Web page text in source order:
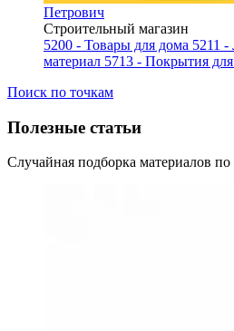
Петрович
Строительный магазин
5200 - Товары для дома 5211 -
материал 5713 - Покрытия
Поиск по точкам
Полезные статьи
Случайная подборка материалов